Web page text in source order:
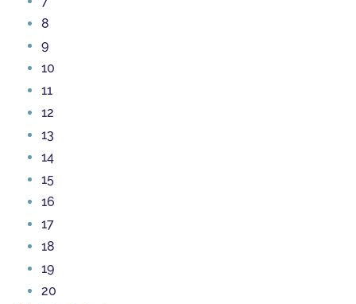
8
9
10
11
12
13
14
15
16
17
18
19
20